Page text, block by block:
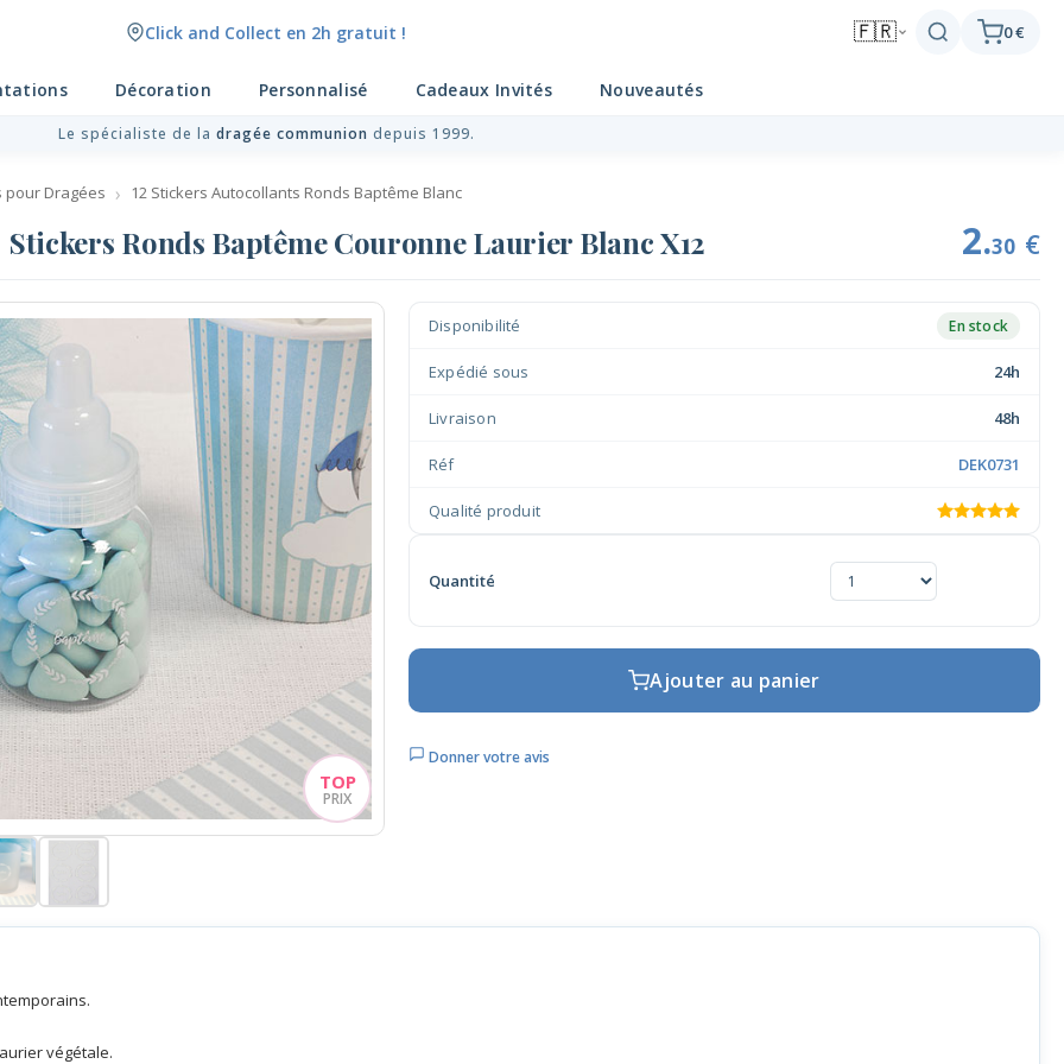
Click and Collect en 2h gratuit ! 🇫🇷 0 €
Décoration Personnalisé Cadeaux Invités Nouveautés
Le spécialiste de la dragée communion depuis 1999.
pour Dragées 12 Stickers Autocollants Ronds Baptême Blanc
Stickers Ronds Baptême Couronne Laurier Blanc X12 2.30 €
Disponibilité En stock
Expédié sous 24h
Livraison 48h
Réf DEK0731
Qualité produit
Quantité
Ajouter au panier
Donner votre avis
végétale.